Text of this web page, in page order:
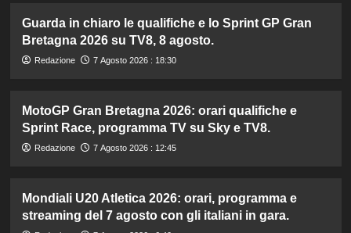
Guarda in chiaro le qualifiche e lo Sprint GP Gran
Bretagna 2026 su TV8, 8 agosto.
Redazione 7 Agosto 2026 : 18:30
MotoGP Gran Bretagna 2026: orari qualifiche e
Sprint Race, programma TV su Sky e TV8.
Redazione 7 Agosto 2026 : 12:45
Mondiali U20 Atletica 2026: orari, programma e
streaming del 7 agosto con gli italiani in gara.